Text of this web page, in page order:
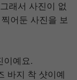
래서 사진이 없
어둔 사진을 보
이예요.
바지 착 샷이예